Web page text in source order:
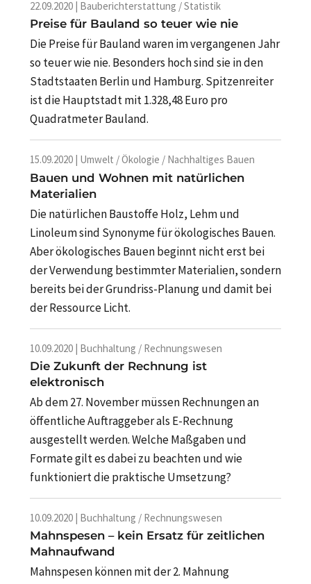
22.09.2020 | Bauberichterstattung / Statistik
Preise für Bauland so teuer wie nie
Die Preise für Bauland waren im vergangenen Jahr
so teuer wie nie. Besonders hoch sind sie in den
Stadtstaaten Berlin und Hamburg. Spitzenreiter
ist die Hauptstadt mit 1.328,48 Euro pro
Quadratmeter Bauland.
15.09.2020 | Umwelt / Ökologie / Nachhaltiges Bauen
Bauen und Wohnen mit natürlichen
Materialien
Die natürlichen Baustoffe Holz, Lehm und
Linoleum sind Synonyme für ökologisches Bauen.
Aber ökologisches Bauen beginnt nicht erst bei
der Verwendung bestimmter Materialien, sondern
bereits bei der Grundriss-Planung und damit bei
der Ressource Licht.
10.09.2020 | Buchhaltung / Rechnungswesen
Die Zukunft der Rechnung ist
elektronisch
Ab dem 27. November müssen Rechnungen an
öffentliche Auftraggeber als E-Rechnung
ausgestellt werden. Welche Maßgaben und
Formate gilt es dabei zu beachten und wie
funktioniert die praktische Umsetzung?
10.09.2020 | Buchhaltung / Rechnungswesen
Mahnspesen – kein Ersatz für zeitlichen
Mahnaufwand
Mahnspesen können mit der 2. Mahnung